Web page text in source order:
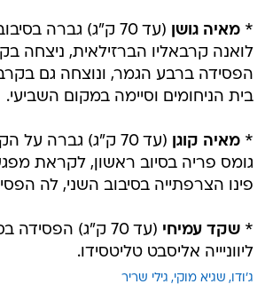
*מאיה גושן
(עד 70 ק"ג) גברה
לואנה קרבאליו הברזילאית, ניצחה
הפסידה ברבע הגמר, ונוצחה גם
בית הניחומים וסיימה במקום השביעי.
*מאיה קוגן
(עד 70 ק"ג) גברה על
גומס פריה בסיוב ראשון, לקראת
פינו הצרפתייה בסיבוב השני, לה
*שקד עמיחי
(עד 70 ק"ג)
ליווניייה אליסבט טליטסידו.
ג'ודו שגיא מוקי גילי שריר